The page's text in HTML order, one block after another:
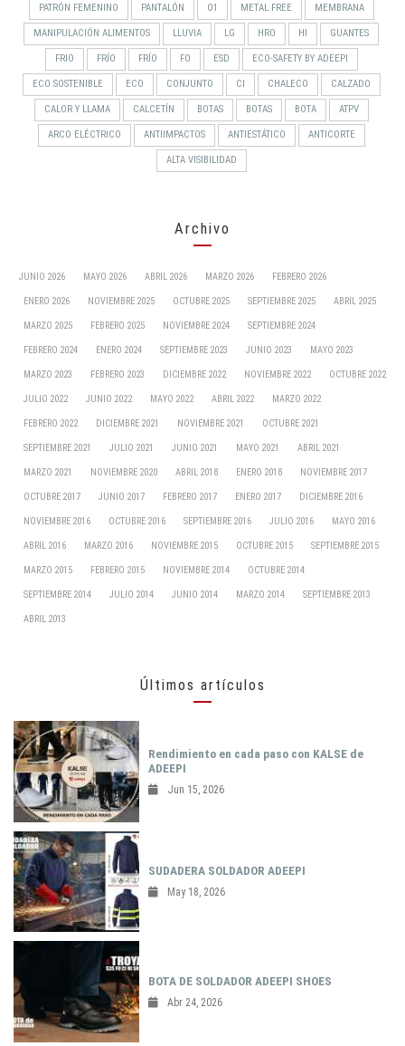
PATRÓN FEMENINO PANTALÓN O1 METAL FREE MEMBRANA
MANIPULACIÓN ALIMENTOS LLUVIA LG HRO HI GUANTES
FRIO FRÍO FRÍO FO ESD ECO-SAFETY BY ADEEPI
ECO SOSTENIBLE ECO CONJUNTO CI CHALECO CALZADO
CALOR Y LLAMA CALCETÍN BOTAS BOTAS BOTA ATPV
ARCO ELÉCTRICO ANTIIMPACTOS ANTIESTÁTICO ANTICORTE
ALTA VISIBILIDAD
Archivo
JUNIO 2026 MAYO 2026 ABRIL 2026 MARZO 2026 FEBRERO 2026
ENERO 2026 NOVIEMBRE 2025 OCTUBRE 2025 SEPTIEMBRE 2025 ABRIL 2025
MARZO 2025 FEBRERO 2025 NOVIEMBRE 2024 SEPTIEMBRE 2024
FEBRERO 2024 ENERO 2024 SEPTIEMBRE 2023 JUNIO 2023 MAYO 2023
MARZO 2023 FEBRERO 2023 DICIEMBRE 2022 NOVIEMBRE 2022 OCTUBRE 2022
JULIO 2022 JUNIO 2022 MAYO 2022 ABRIL 2022 MARZO 2022
FEBRERO 2022 DICIEMBRE 2021 NOVIEMBRE 2021 OCTUBRE 2021
SEPTIEMBRE 2021 JULIO 2021 JUNIO 2021 MAYO 2021 ABRIL 2021
MARZO 2021 NOVIEMBRE 2020 ABRIL 2018 ENERO 2018 NOVIEMBRE 2017
OCTUBRE 2017 JUNIO 2017 FEBRERO 2017 ENERO 2017 DICIEMBRE 2016
NOVIEMBRE 2016 OCTUBRE 2016 SEPTIEMBRE 2016 JULIO 2016 MAYO 2016
ABRIL 2016 MARZO 2016 NOVIEMBRE 2015 OCTUBRE 2015 SEPTIEMBRE 2015
MARZO 2015 FEBRERO 2015 NOVIEMBRE 2014 OCTUBRE 2014
SEPTIEMBRE 2014 JULIO 2014 JUNIO 2014 MARZO 2014 SEPTIEMBRE 2013
ABRIL 2013
Últimos artículos
Rendimiento en cada paso con KALSE de
ADEEPI
Jun 15, 2026
SUDADERA SOLDADOR ADEEPI
May 18, 2026
BOTA DE SOLDADOR ADEEPI SHOES
Abr 24, 2026